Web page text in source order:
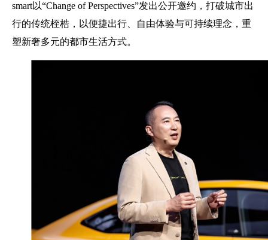
smart以“Change of Perspectives”发出公开邀约，打破城市出
行的传统桎梏，以便捷出行、自由体验与可持续理念，重
塑新奢多元的都市生活方式。